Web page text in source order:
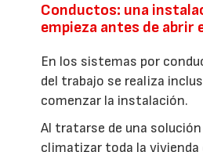
Conductos: una
empieza antes de abrir
En los sistemas por
del trabajo se realiza
comenzar la instalación.
Al tratarse de una solución
climatizar toda la vivienda